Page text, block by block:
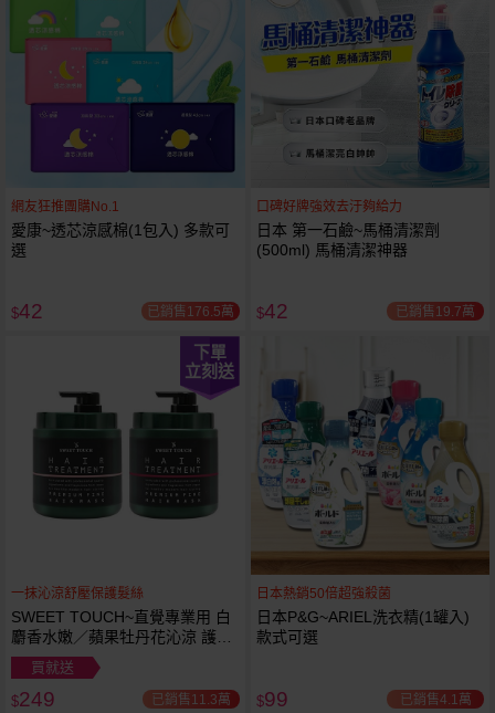
網友狂推團購No.1
愛康~透芯涼感棉(1包入) 多款可
選
$42 已銷售176.5萬
口碑好牌強效去汙夠給力
日本 第一石鹼~馬桶清潔劑
(500ml) 馬桶清潔神器
$42 已銷售19.7萬
下單
立刻送
一抹沁涼舒壓保護髮絲
SWEET TOUCH~直覺專業用 白
麝香水嫩／蘋果牡丹花沁涼 護髮
膜(1000ml) 款式可選 全新包裝
買就送
$249 已銷售11.3萬
日本熱銷50倍超強殺菌
日本P&G~ARIEL洗衣精(1罐入)
款式可選
$99 已銷售4.1萬